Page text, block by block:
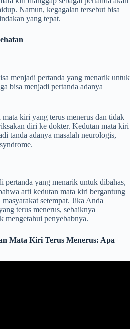
Namun, kegagalan tersebut bisa
yang tepat.
menjadi pertanda yang menarik untuk
bisa menjadi pertanda adanya
kiri yang terus menerus dan tidak
diri ke dokter. Kedutan mata kiri
tanda adanya masalah neurologis,
pertanda yang menarik untuk dibahas,
arti kedutan mata kiri bergantung
setempat. Jika Anda
terus menerus, sebaiknya
mengetahui penyebabnya.
Mata Kiri Terus Menerus: Apa